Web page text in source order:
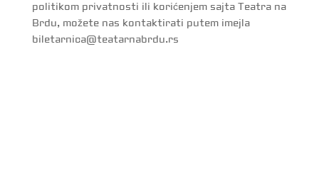
politikom privatnosti ili korićenjem sajta Teatra na
Brdu, možete nas kontaktirati putem imejla
biletarnica@teatarnabrdu.rs